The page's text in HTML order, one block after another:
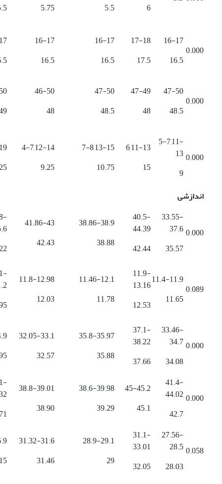
6
5.5
5.75
0.000
16-17
16.5
17-18
17.5
16-17
16.5
16-17
16.5
0.000
47-50
48.5
47-49
48
47-50
48.5
46-50
48
0.000
5-7,11-
13
9
6,11-13
15
7-8,13-15
10.75
4-7,12-14
9.25
اندازشی
0.000
33.55-
37.6
35.57
40.5-
44.39
42.44
38.86-38.9
38.88
41.86-43
42.43
0.089
11.4-11.9
11.65
11.9-
13.16
12.53
11.46-12.1
11.78
11.8-12.98
12.03
0.000
33.46-
34.7
34.08
37.1-
38.22
37.66
35.8-35.97
35.88
32.05-33.1
32.57
0.000
41.4-
44.02
42.7
45-45.2
45.1
38.6-39.98
39.29
38.8-39.01
38.90
0.058
27.56-
28.5
28.03
31.1-
33.01
32.05
28.9-29.1
29
31.32-31.6
31.46